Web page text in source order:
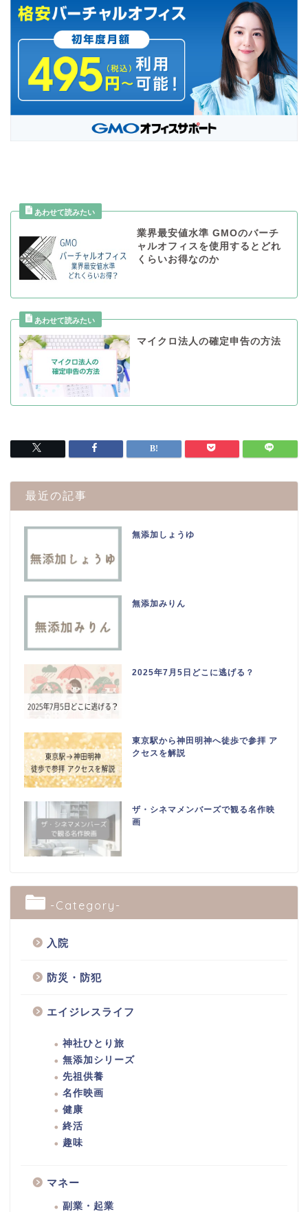
業界最安値水準 GMOのバーチ
ャルオフィスを使用するとどれ
くらいお得なのか
マイクロ法人の確定申告の方法
最近の記事
無添加しょうゆ
無添加みりん
2025年7月5日どこに逃げる？
東京駅から神田明神へ徒歩で参拝 ア
クセスを解説
ザ・シネマメンバーズで観る名作映
画
-Category-
入院
防災・防犯
エイジレスライフ
神社ひとり旅
無添加シリーズ
先祖供養
名作映画
健康
終活
趣味
マネー
副業・起業